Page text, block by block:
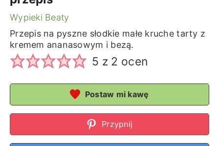
Wypieki Beaty
Przepis na pyszne słodkie małe kruche tarty z
kremem ananasowym i bezą.
5 z 2 ocen
Postaw mi kawę
Przypnij